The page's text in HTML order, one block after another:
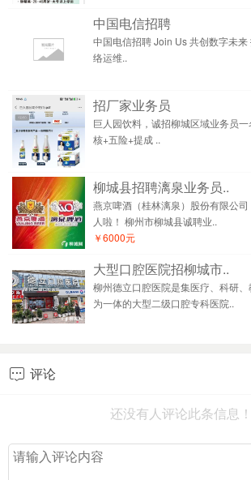
中国电信招聘
中国电信招聘 Join Us 共创数字未来
络运维..
招厂家业务员
巨人园饮料，诚招柳城区域业务员
核+五险+提成 ..
柳城县招聘漓泉业务员..
燕京啤酒（桂林漓泉）股份有限公
人啦！ 柳州市柳城县诚聘业..
￥6000元
大型口腔医院招柳城市..
柳州德立口腔医院是集医疗、科研
为一体的大型二级口腔专科医院..
 评论
还没有人评论此条信息！